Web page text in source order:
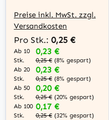
Preise inkl. MwSt. zzgl.
Versandkosten
Pro Stk.: 0,25 €
Ab 10
Stk.
0,23 €
0,25 € (8% gespart)
Ab 20
Stk.
0,23 €
0,25 € (8% gespart)
Ab 50
Stk.
0,20 €
0,25 € (20% gespart)
Ab 100
Stk.
0,17 €
0,25 € (32% gespart)